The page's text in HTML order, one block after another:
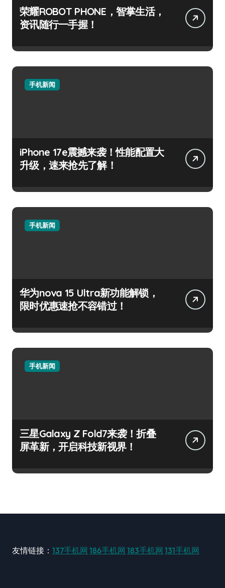
荣耀ROBOT PHONE，智掌生活，
资讯随行一手握！
手机新闻
iPhone 17e震撼来袭！性能配置大
升级，速来抢先了解！
手机新闻
华为nova 15 Ultra新功能解锁，
限时优惠速抢不容错过！
手机新闻
三星Galaxy Z Fold7来袭！折叠
屏革新，开启科技新视界！
友情链接： 137手机网 186手机网 183手机网 131手机网